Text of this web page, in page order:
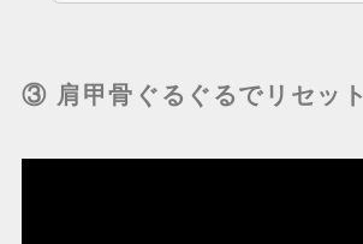
③ 肩甲骨ぐるぐるでリセット